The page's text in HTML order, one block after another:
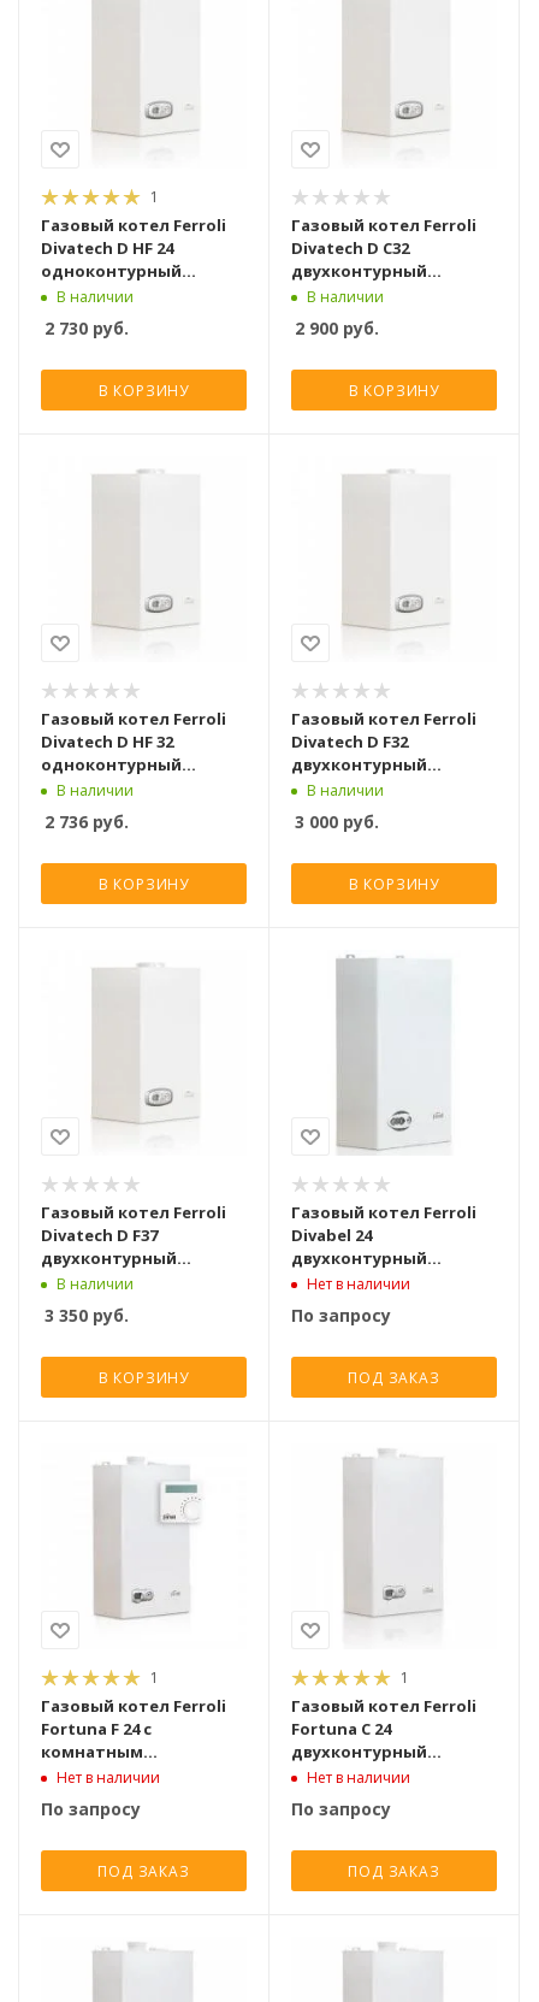
1
Газовый котел Ferroli
Divatech D HF 24
одноконтурный
атмосферный [24 кВт]
В наличии
2 730 руб.
В КОРЗИНУ
Газовый котел Ferroli
Divatech D C32
двухконтурный
атмосферный [32 кВт]
В наличии
2 900 руб.
В КОРЗИНУ
Газовый котел Ferroli
Divatech D HF 32
одноконтурный
турбированный [32 кВт]
В наличии
2 736 руб.
В КОРЗИНУ
Газовый котел Ferroli
Divatech D F32
двухконтурный
турбированный [32 кВт]
В наличии
3 000 руб.
В КОРЗИНУ
Газовый котел Ferroli
Divatech D F37
двухконтурный
турбированный [37 кВт]
В наличии
3 350 руб.
В КОРЗИНУ
Газовый котел Ferroli
Divabel 24
двухконтурный
турбированный [24 кВт]
Нет в наличии
По запросу
ПОД ЗАКАЗ
1
Газовый котел Ferroli
Fortuna F 24 с
комнатным
термостатом
турбированный [24 кВт]
Нет в наличии
По запросу
ПОД ЗАКАЗ
1
Газовый котел Ferroli
Fortuna C 24
двухконтурный
атмосферный [24 кВт]
Нет в наличии
По запросу
ПОД ЗАКАЗ